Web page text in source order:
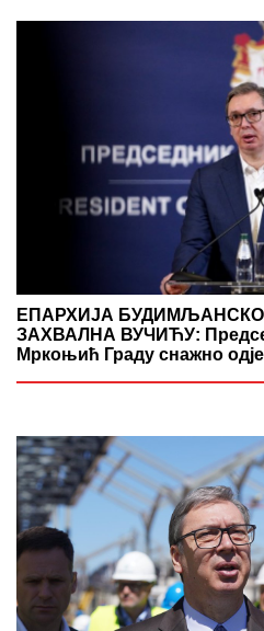
ЕПАРХИЈА
ЗАХВАЛНА ВУЧИЋУ:
Мркоњић Граду снажно